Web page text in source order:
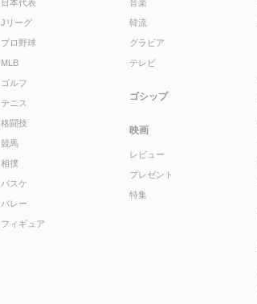
日本代表
Jリーグ
プロ野球
MLB
ゴルフ
テニス
格闘技
競馬
相撲
バスケ
バレー
フィギュア
音楽
韓流
グラビア
テレビ
ゴシップ
映画
レビュー
プレゼント
特集